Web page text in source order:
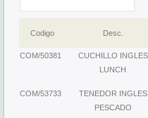
Codigo Desc.
COM/50381
CUCHILLO INGLES
LUNCH
COM/53733
TENEDOR INGLES
PESCADO